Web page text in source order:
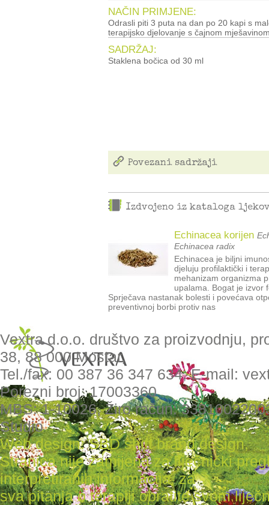
NAČIN PRIMJENE:
Odrasli piti 3 puta na dan po 20 kapi s
terapijsko djelovanje s čajnom
SADRŽAJ:
Staklena bočica od 30 ml
Povezani sadržaji
Izdvojeno iz kataloga
Echinacea korijen
Echinacea radix
Echinacea je biljni
djeluju profilaktički i
mehanizam organizma
upalama. Bogat je izvor
Sprječava nastanak bolesti i povećava
preventivnoj borbi protiv nas
Vextra d.o.o. društvo za proizvodnju,
38, 88 000 Mostar,
Tel./fax: 00 387 36 347 634, E-mail:
Porezni broj: 17003360
MBS: 1-10026, Žiro račun:
Studio
Web design: SBD shift brand design,
Stranica nije zamijena za liječnički
interpretiranih informacija, za
sva pitanja o terapiji obratite svom